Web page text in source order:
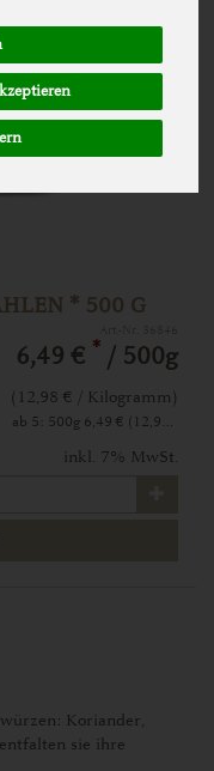
* 500 G
6,49 € * / 500g
(12,98 € / Kilogramm)
ab 5: 500g 6,49 € (12,98 € / Kilogramm)
inkl. 7% MwSt.
Koriander,
sie ihre